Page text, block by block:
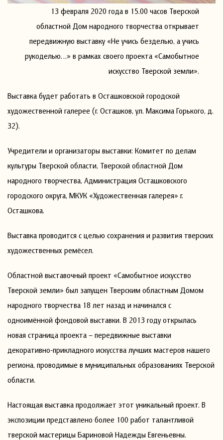
13 февраля 2020 года в 15.00 часов Тверской
областной Дом народного творчества открывает
передвижную выставку «Не учись безделью, а учись
рукоделью…» в рамках своего проекта «Самобытное
искусство Тверской земли».
Выставка будет работать в Осташковской городской
художественной галерее (г. Осташков, ул. Максима Горького, д.
32).
Учредители и организаторы выставки: Комитет по делам
культуры Тверской области, Тверской областной Дом
народного творчества, Администрация Осташковского
городского округа, МКУК «Художественная галерея» г.
Осташкова.
Выставка проводится с целью сохранения и развития тверских
художественных ремёсел.
Областной выставочный проект «Самобытное искусство
Тверской земли» был запущен Тверским областным Домом
народного творчества 18 лет назад и начинался с
одноимённой фондовой выставки. В 2013 году открылась
новая страница проекта – передвижные выставки
декоративно-прикладного искусства лучших мастеров нашего
региона, проводимые в муниципальных образованиях Тверской
области.
Настоящая выставка продолжает этот уникальный проект. В
экспозиции представлено более 100 работ талантливой
тверской мастерицы Бариновой Надежды Евгеньевны.